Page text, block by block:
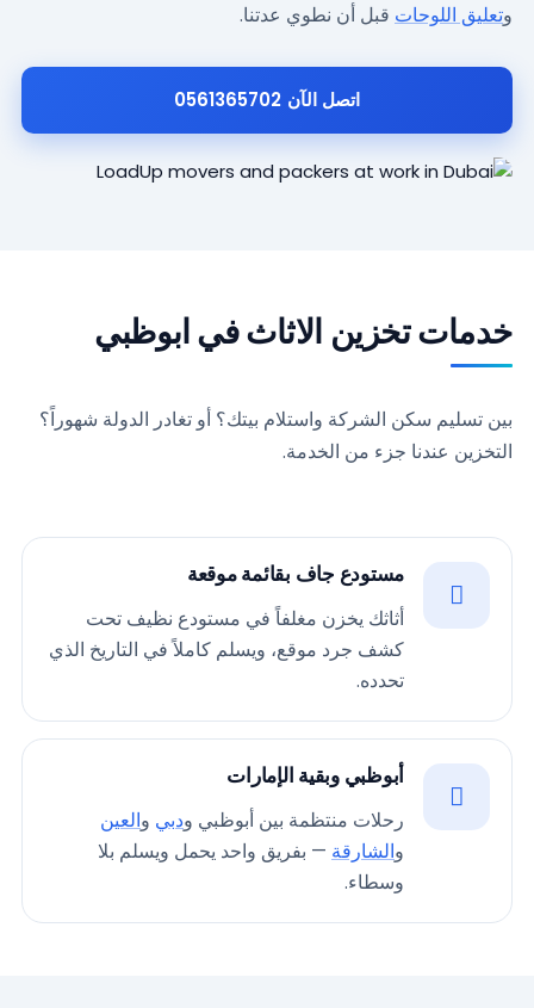
وتعليق اللوحات قبل أن نطوي عدتنا.
اتصل الآن 0561365702
خدمات تخزين الاثاث في ابوظبي
بين تسليم سكن الشركة واستلام بيتك؟ أو تغادر الدولة شهوراً؟
التخزين عندنا جزء من الخدمة.
مستودع جاف بقائمة موقعة
أثاثك يخزن مغلفاً في مستودع نظيف تحت
كشف جرد موقع، ويسلم كاملاً في التاريخ الذي
تحدده.
أبوظبي وبقية الإمارات
رحلات منتظمة بين أبوظبي ودبي والعين
والشارقة — بفريق واحد يحمل ويسلم بلا
وسطاء.